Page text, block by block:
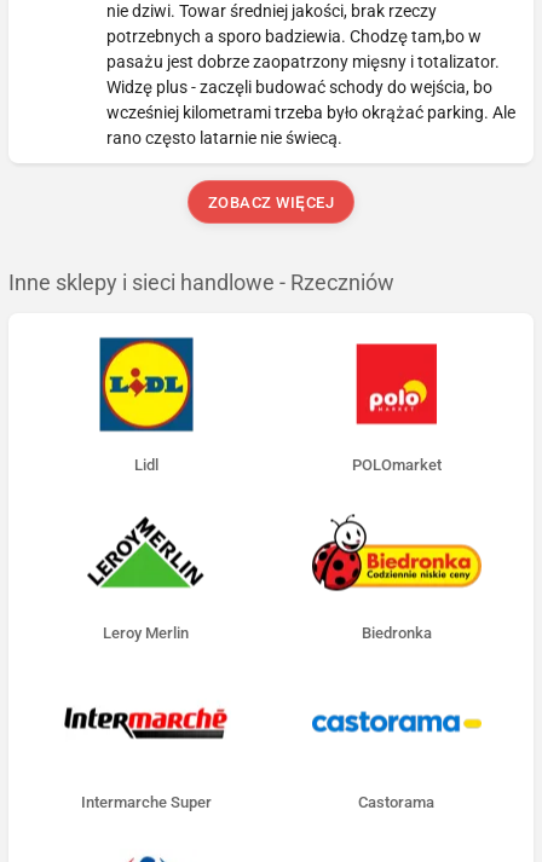
nie dziwi. Towar średniej jakości, brak rzeczy
potrzebnych a sporo badziewia. Chodzę tam,bo w
pasażu jest dobrze zaopatrzony mięsny i totalizator.
Widzę plus - zaczęli budować schody do wejścia, bo
wcześniej kilometrami trzeba było okrążać parking. Ale
rano często latarnie nie świecą.
ZOBACZ WIĘCEJ
Inne sklepy i sieci handlowe - Rzeczniów
Lidl POLOmarket
Leroy Merlin Biedronka
Intermarche Super Castorama